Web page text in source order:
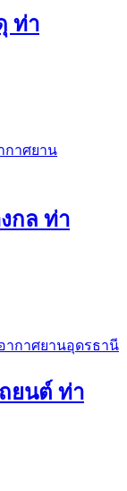
ท่า
กล ท่า
ยนต์ ท่า